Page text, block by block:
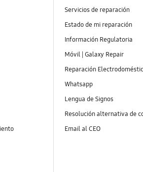
Servicios de reparación
Estado de mi reparación
Información Regulatoria
Móvil | Galaxy Repair
Reparación
Whatsapp
Lengua de Signos
Resolución alternativa de
Email al CEO